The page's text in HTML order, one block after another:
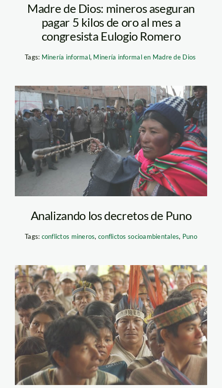
Madre de Dios: mineros aseguran
pagar 5 kilos de oro al mes a
congresista Eulogio Romero
Tags: Minería informal, Minería informal en Madre de Dios
Analizando los decretos de Puno
Tags: conflictos mineros,conflictos socioambientales, Puno